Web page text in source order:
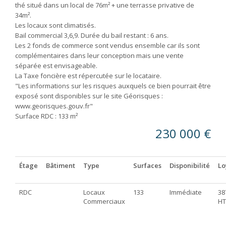
thé situé dans un local de 76m² + une terrasse privative de
34m².
Les locaux sont climatisés.
Bail commercial 3,6,9. Durée du bail restant : 6 ans.
Les 2 fonds de commerce sont vendus ensemble car ils sont
complémentaires dans leur conception mais une vente
séparée est envisageable.
La Taxe foncière est répercutée sur le locataire.
"Les informations sur les risques auxquels ce bien pourrait être
exposé sont disponibles sur le site Géorisques :
www.georisques.gouv.fr"
Surface RDC : 133 m²
230 000 €
Étage Bâtiment Type Surfaces Disponibilité
RDC
Locaux
Commerciaux
133 Immédiate